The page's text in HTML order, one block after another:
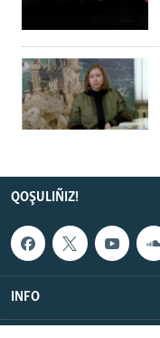
QOŞULIÑIZ!
INFO